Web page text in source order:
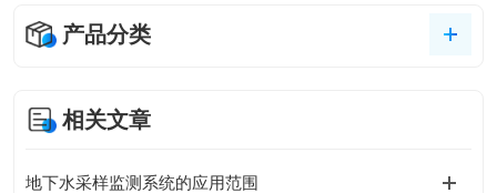
产品分类
相关文章
地下水采样监测系统的应用范围